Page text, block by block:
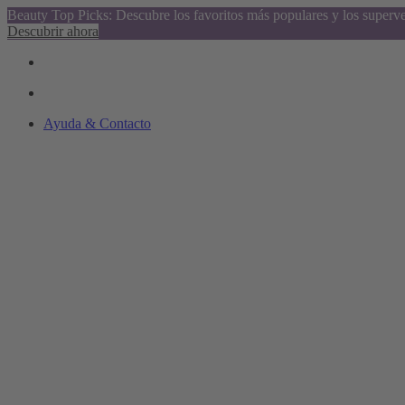
Beauty Top Picks: Descubre los favoritos más populares y los
Descubrir ahora
Ayuda & Contacto